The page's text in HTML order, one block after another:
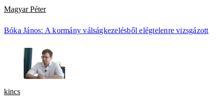
Magyar Péter
Bóka János: A kormány válságkezelésből elégtelenre vizsgázott
kincs